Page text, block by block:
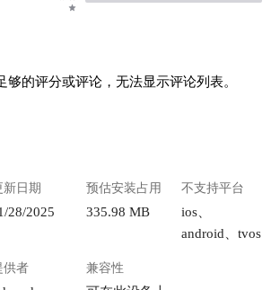
够的评分或评论，无法显示评论列表。
新日期
28/2025
预估安装占用
335.98 MB
不支持平台
ios、
android、tvos
供者 兼容性